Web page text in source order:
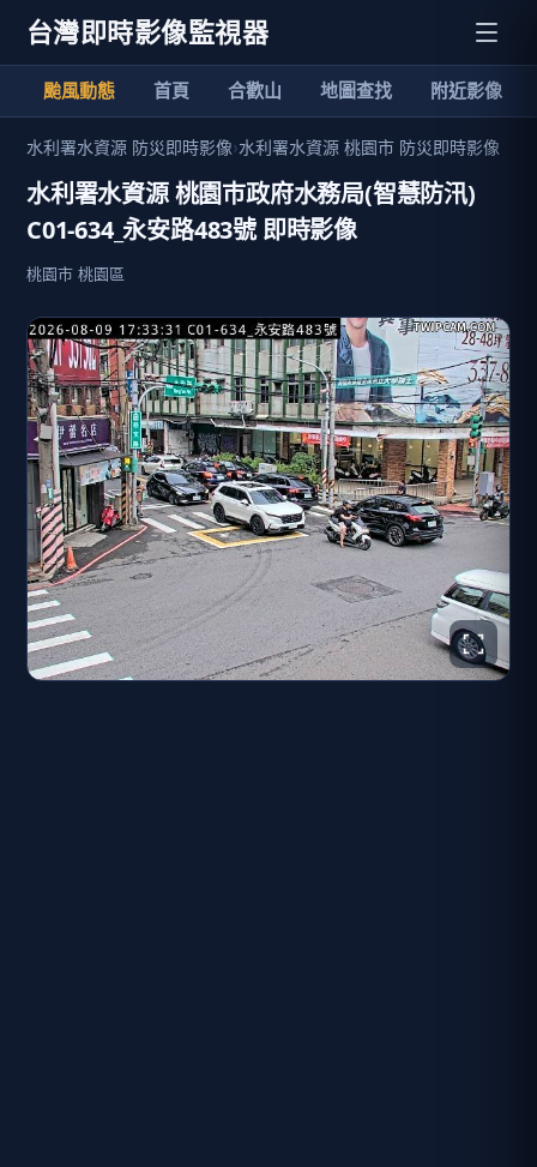
台灣即時影像監視器
颱風動態 首頁 合歡山 地圖查找 附近影像
水利署水資源 防災即時影像›水利署水資源 桃園市 防災即時影像
水利署水資源 桃園巿政府水務局(智慧防汛)
C01-634_永安路483號 即時影像
桃園市 桃園區